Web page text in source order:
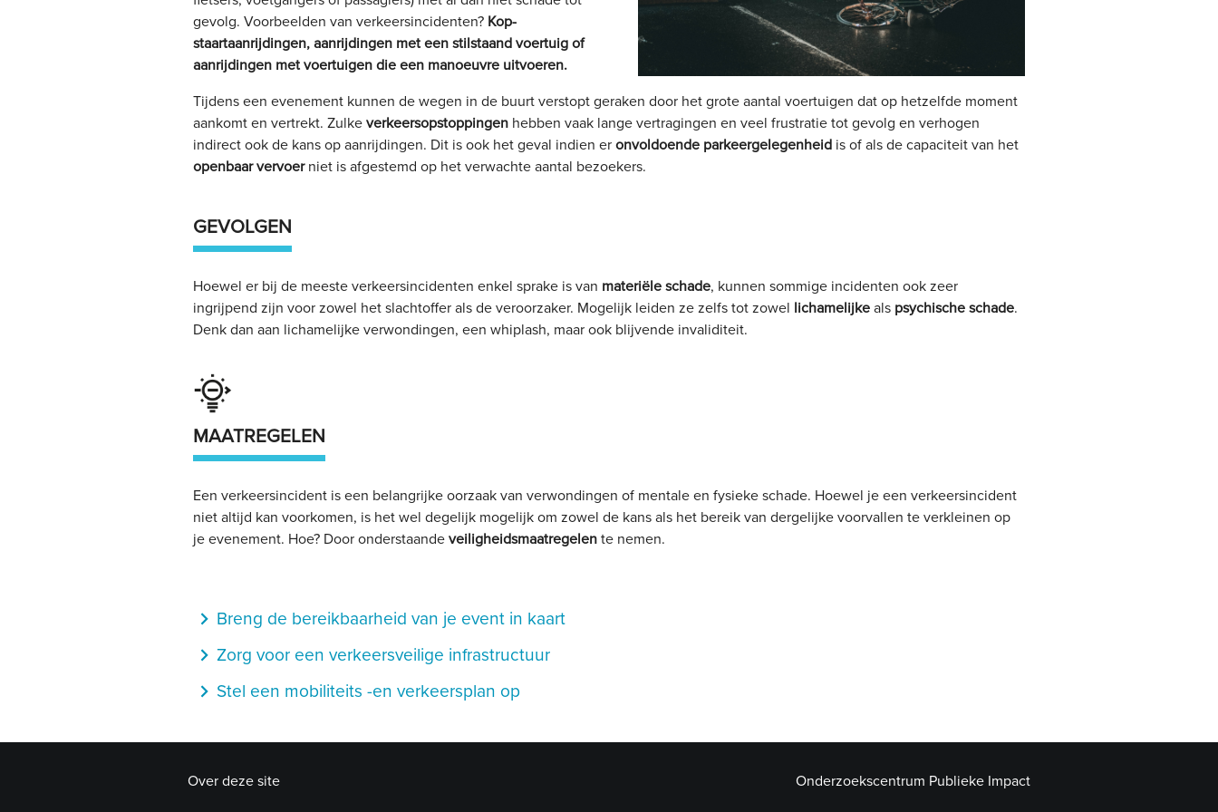
gevolg. Voorbeelden van verkeersincidenten? Kop-
staartaanrijdingen, aanrijdingen met een stilstaand voertuig of
aanrijdingen met voertuigen die een manoeuvre uitvoeren.
Tijdens een evenement kunnen de wegen in de buurt verstopt geraken door het grote aantal voertuigen dat op hetzelfde moment
aankomt en vertrekt. Zulke verkeersopstoppingenhebben vaak lange vertragingen en veel frustratie tot gevolg en verhogen
indirect ook de kans op aanrijdingen. Dit is ook het geval indien er onvoldoende parkeergelegenheidis of als de capaciteit van het
openbaar vervoerniet is afgestemd op het verwachte aantal bezoekers.
GEVOLGEN
Hoewel er bij de meeste verkeersincidenten enkel sprake is van materiële schade, kunnen sommige incidenten ook zeer
ingrijpend zijn voor zowel het slachtoffer als de veroorzaker. Mogelijk leiden ze zelfs tot zowel lichamelijkeals psychische schade.
Denk dan aan lichamelijke verwondingen, een whiplash, maar ook blijvende invaliditeit.
MAATREGELEN
Een verkeersincident is een belangrijke oorzaak van verwondingen of mentale en fysieke schade. Hoewel je een verkeersincident
niet altijd kan voorkomen, is het wel degelijk mogelijk om zowel de kans als het bereik van dergelijke voorvallen te verkleinen op
je evenement. Hoe? Door onderstaande veiligheidsmaatregelente nemen.
navigate_next Breng de bereikbaarheid van je event in kaart
navigate_next Zorg voor een verkeersveilige infrastructuur
navigate_next Stel een mobiliteits -en verkeersplan op
Over deze site
Onderzoekscentrum Publieke Impact